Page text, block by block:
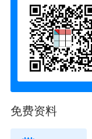
免费资料